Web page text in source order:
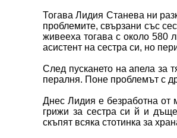
Тогава Лидия Станева ни
проблемите, свързани със
живееха тогава с около 580
асистент на сестра си, но
След пускането на апела за
пералня. Поне проблемът с
Днес Лидия е безработна от
грижи за сестра си й и
скъпят всяка стотинка за